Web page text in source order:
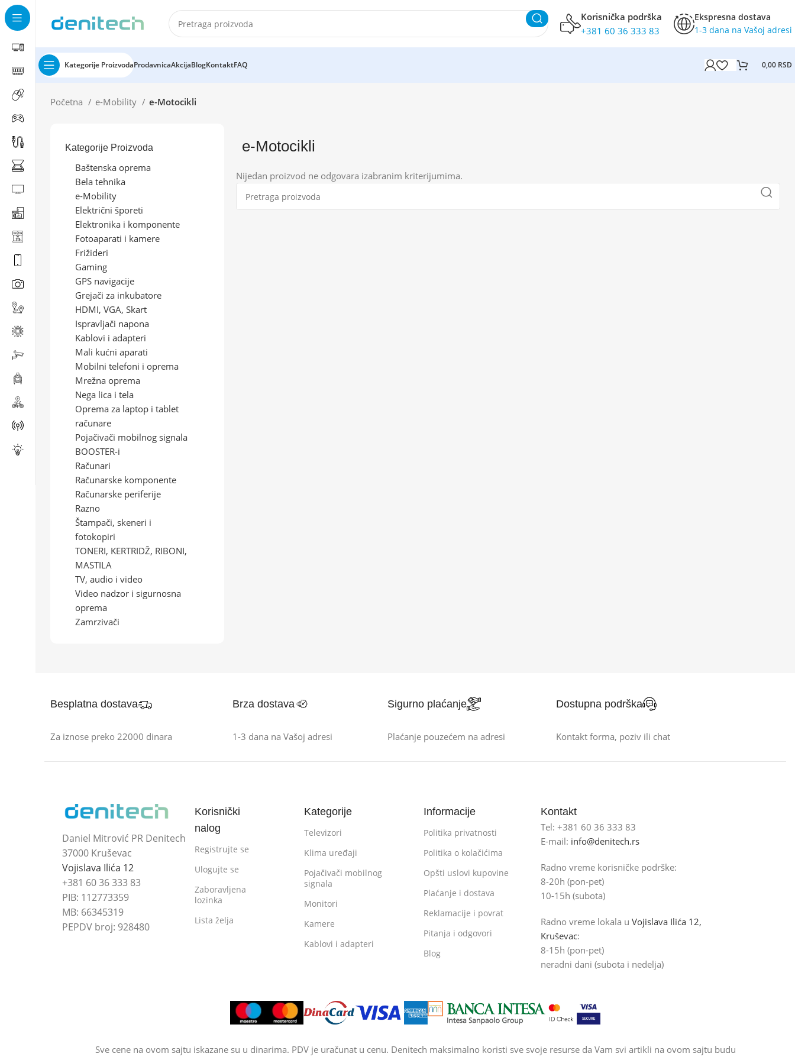
Korisnička podrška
+381 60 36 333 83
Ekspresna dostava
1-3 dana na Vašoj adresi
Kategorije ProizvodaProdavnicaAkcijaBlogKontaktFAQ 0,00 RSD
Početna e-Mobility e-Motocikli
Kategorije Proizvoda
Baštenska oprema
Bela tehnika
e-Mobility
Električni šporeti
Elektronika i komponente
Fotoaparati i kamere
Frižideri
Gaming
GPS navigacije
Grejači za inkubatore
HDMI, VGA, Skart
Ispravljači napona
Kablovi i adapteri
Mali kućni aparati
Mobilni telefoni i oprema
Mrežna oprema
Nega lica i tela
Oprema za laptop i tablet
računare
Pojačivači mobilnog signala
BOOSTER-i
Računari
Računarske komponente
Računarske periferije
Razno
Štampači, skeneri i
fotokopiri
TONERI, KERTRIDŽ, RIBONI,
MASTILA
TV, audio i video
Video nadzor i sigurnosna
oprema
Zamrzivači
e-Motocikli
Nijedan proizvod ne odgovara izabranim kriterijumima.
Besplatna dostava
Za iznose preko 22000 dinara
Brza dostava
1-3 dana na Vašoj adresi
Sigurno plaćanje
Plaćanje pouzećem na adresi
Dostupna podrška
Kontakt forma, poziv ili chat
Daniel Mitrović PR Denitech
37000 Kruševac
Vojislava Ilića 12
+381 60 36 333 83
PIB: 112773359
MB: 66345319
PEPDV broj: 928480
Korisnički
nalog
Registrujte se
Ulogujte se
Zaboravljena
lozinka
Lista želja
Kategorije
Televizori
Klima uređaji
Pojačivači mobilnog
signala
Monitori
Kamere
Kablovi i adapteri
Informacije
Politika privatnosti
Politika o kolačićima
Opšti uslovi kupovine
Plaćanje i dostava
Reklamacije i povrat
Pitanja i odgovori
Blog
Kontakt
Tel: +381 60 36 333 83
E-mail: info@denitech.rs
Radno vreme korisničke podrške:
8-20h (pon-pet)
10-15h (subota)
Radno vreme lokala u Vojislava Ilića 12,
Kruševac:
8-15h (pon-pet)
neradni dani (subota i nedelja)
Sve cene na ovom sajtu iskazane su u dinarima. PDV je uračunat u cenu. Denitech maksimalno koristi sve svoje resurse da Vam svi artikli na ovom sajtu budu